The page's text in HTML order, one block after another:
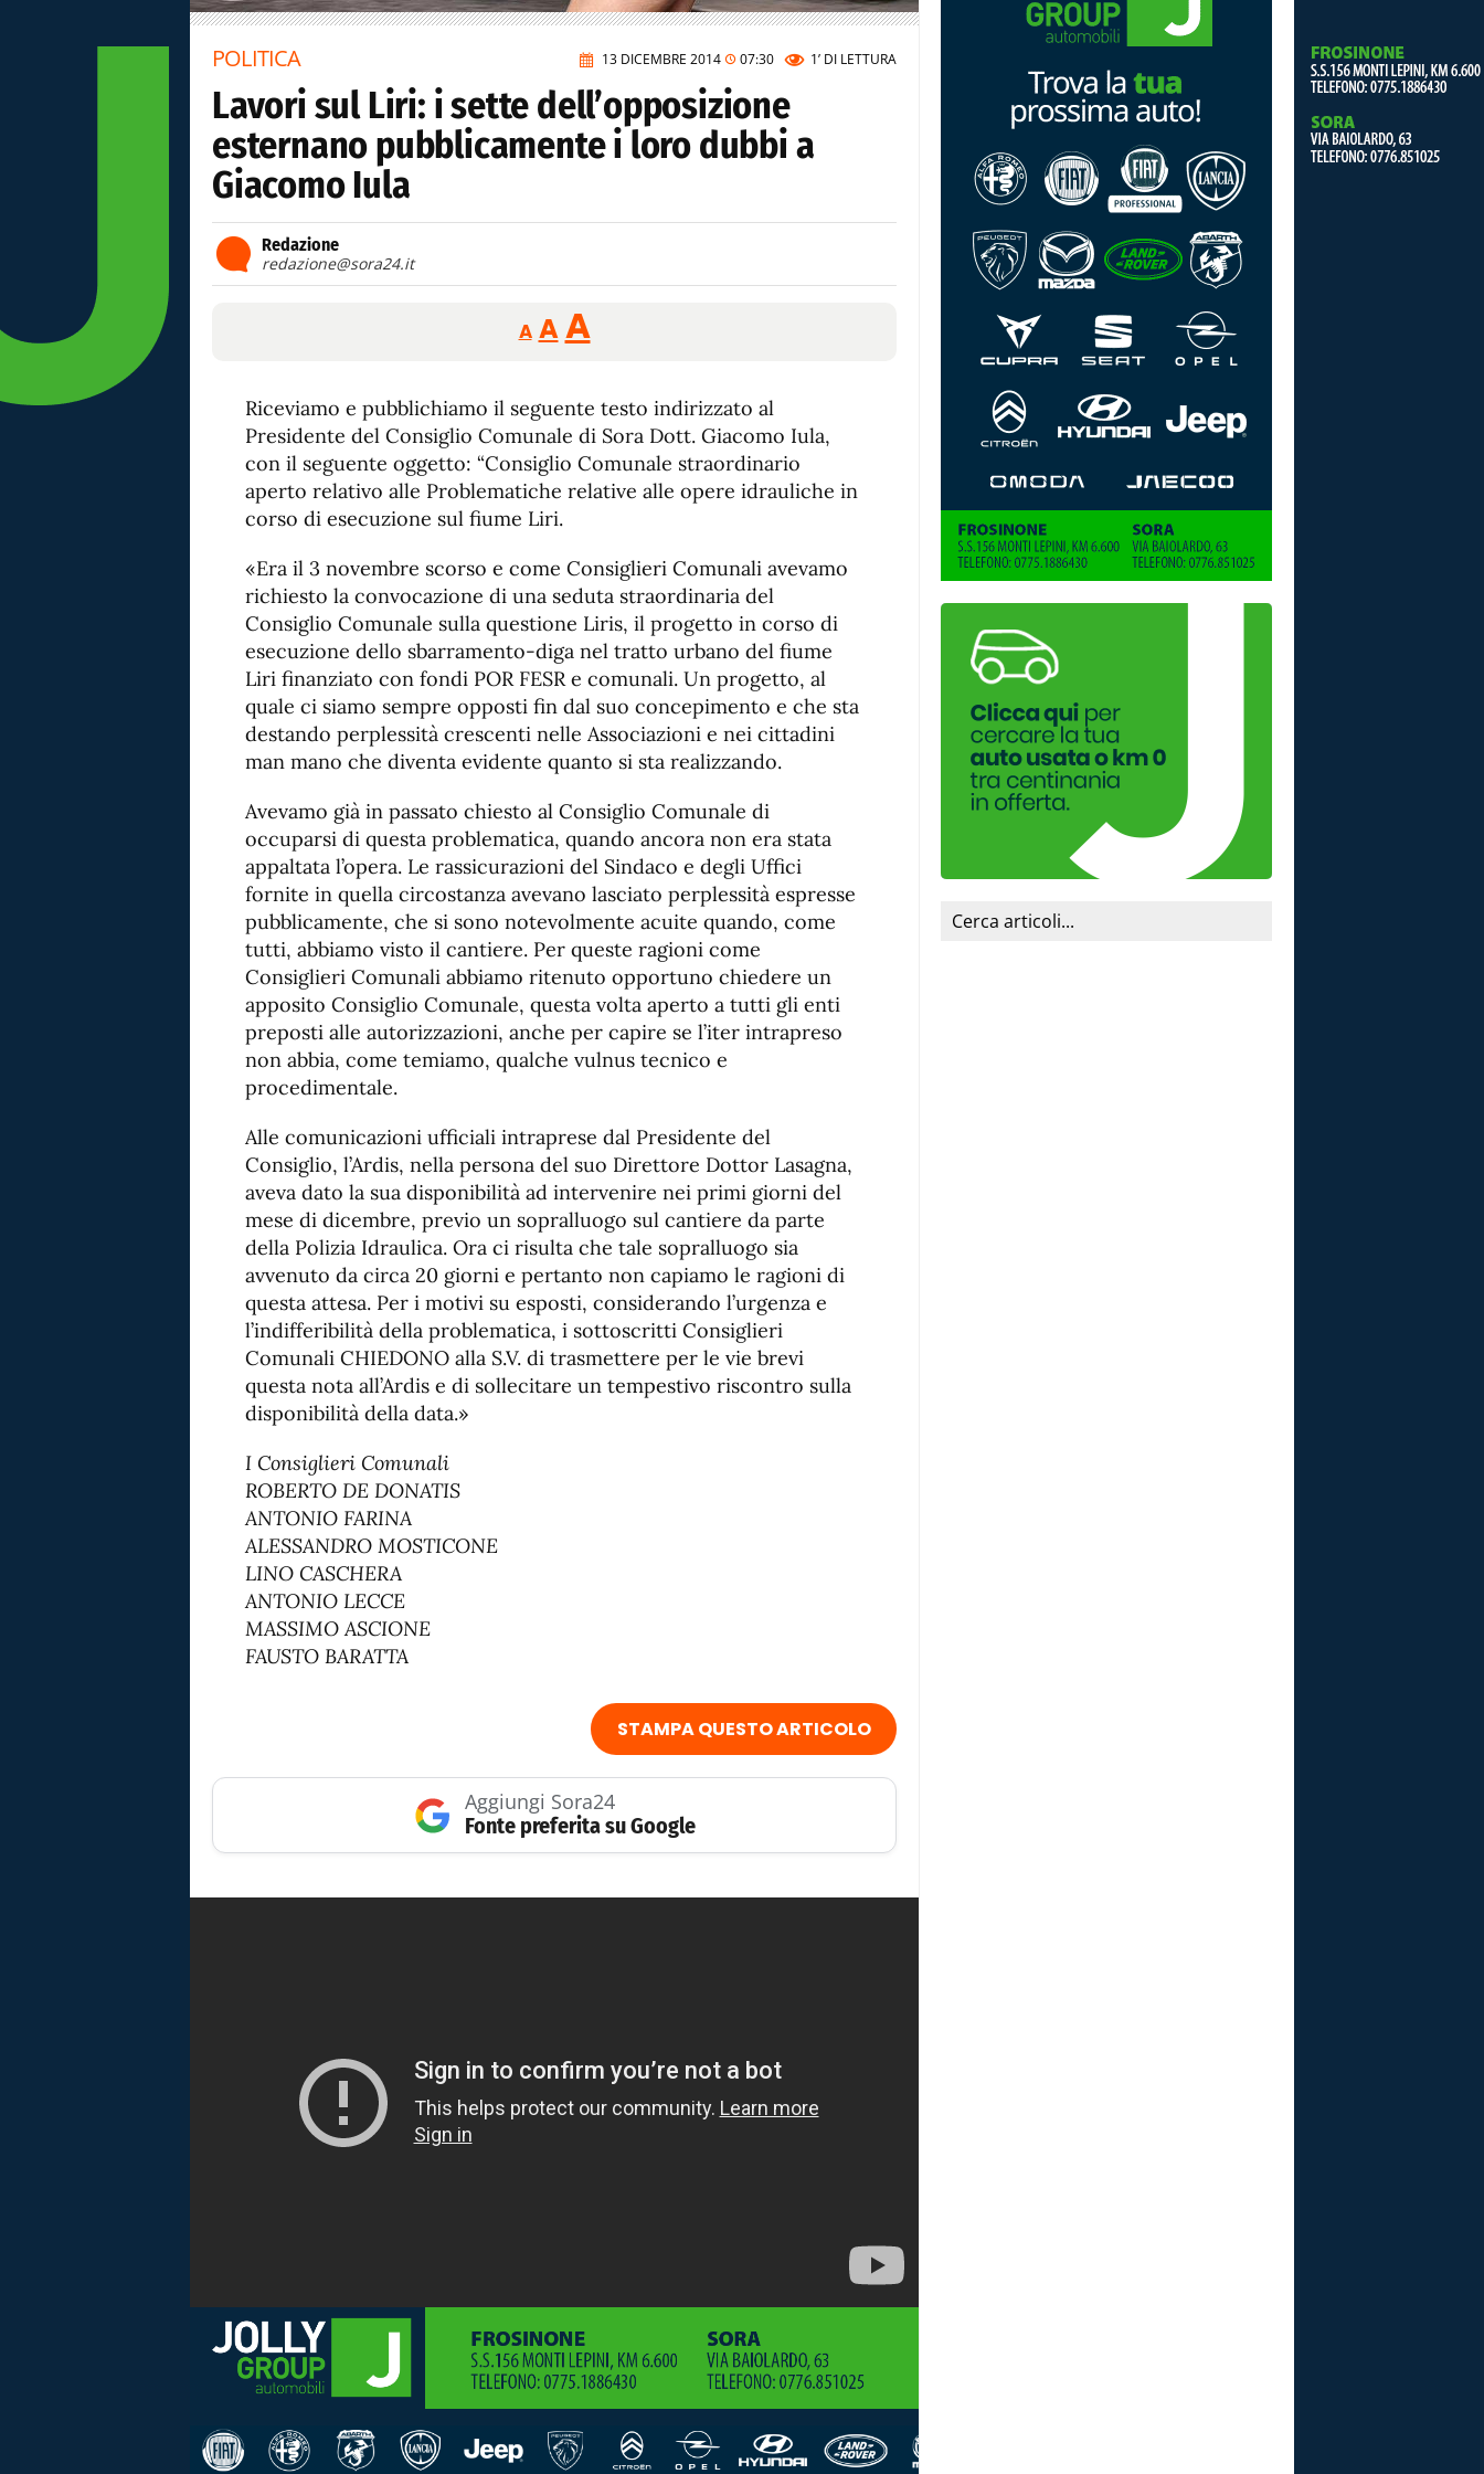
13 DICEMBRE 2014 07:30 1’ DI LETTURA
POLITICA
Lavori sul Liri: i sette dell’opposizione
esternano pubblicamente i loro dubbi a
Giacomo Iula
Redazione
redazione@sora24.it
A
Reducir
tamaño
A Restablecer
tamaño
de
fuente
AAumentar
de
fuente.
Riceviamo e pubblichiamo il seguente testo indirizzato al
Presidente del Consiglio Comunale di Sora Dott. Giacomo Iula,
con il seguente oggetto: “Consiglio Comunale straordinario
aperto relativo alle Problematiche relative alle opere idrauliche in
corso di esecuzione sul fiume Liri.
«Era il 3 novembre scorso e come Consiglieri Comunali avevamo
richiesto la convocazione di una seduta straordinaria del
Consiglio Comunale sulla questione Liris, il progetto in corso di
esecuzione dello sbarramento-diga nel tratto urbano del fiume
Liri finanziato con fondi POR FESR e comunali. Un progetto, al
quale ci siamo sempre opposti fin dal suo concepimento e che sta
destando perplessità crescenti nelle Associazioni e nei cittadini
man mano che diventa evidente quanto si sta realizzando.
Avevamo già in passato chiesto al Consiglio Comunale di
occuparsi di questa problematica, quando ancora non era stata
appaltata l’opera. Le rassicurazioni del Sindaco e degli Uffici
fornite in quella circostanza avevano lasciato perplessità espresse
pubblicamente, che si sono notevolmente acuite quando, come
tutti, abbiamo visto il cantiere. Per queste ragioni come
Consiglieri Comunali abbiamo ritenuto opportuno chiedere un
apposito Consiglio Comunale, questa volta aperto a tutti gli enti
preposti alle autorizzazioni, anche per capire se l’iter intrapreso
non abbia, come temiamo, qualche vulnus tecnico e
procedimentale.
Alle comunicazioni ufficiali intraprese dal Presidente del
Consiglio, l’Ardis, nella persona del suo Direttore Dottor Lasagna,
aveva dato la sua disponibilità ad intervenire nei primi giorni del
mese di dicembre, previo un sopralluogo sul cantiere da parte
della Polizia Idraulica. Ora ci risulta che tale sopralluogo sia
avvenuto da circa 20 giorni e pertanto non capiamo le ragioni di
questa attesa. Per i motivi su esposti, considerando l’urgenza e
l’indifferibilità della problematica, i sottoscritti Consiglieri
Comunali CHIEDONO alla S.V. di trasmettere per le vie brevi
questa nota all’Ardis e di sollecitare un tempestivo riscontro sulla
disponibilità della data.»
I Consiglieri Comunali
ROBERTO DE DONATIS
ANTONIO FARINA
ALESSANDRO MOSTICONE
LINO CASCHERA
ANTONIO LECCE
MASSIMO ASCIONE
FAUSTO BARATTA
STAMPA QUESTO ARTICOLO
Aggiungi Sora24
Fonte preferita su Google